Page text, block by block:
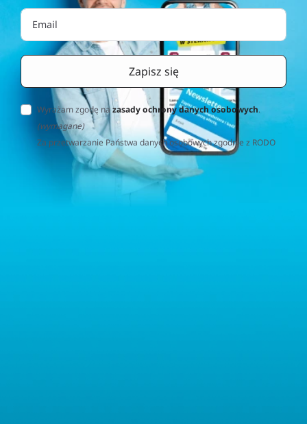
Wyrażam zgodę nazasady ochrony danych osobowych.
(wymagane)
Za przetwarzanie Państwa danych osobowych zgodnie z RODO
(Rozporządzenie o Ochronie Danych Osobowych) odpowiedzialna
jest firma Home&Decor Sp. z o.o., Instalatorów 17/108, 02-237
Warszawa, Polska, NIP: PL5223059837 („Administrator”). W